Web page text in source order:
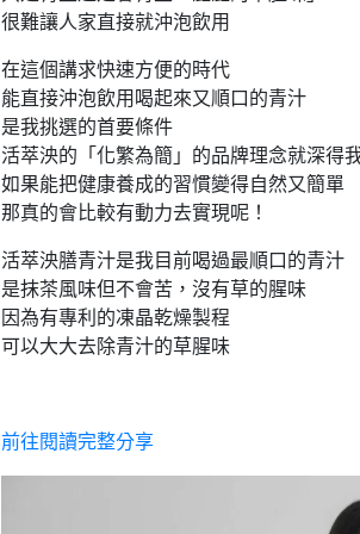
很難讓人家直接就沖泡飲用
在這個講求快速方便的時代
能直接沖泡飲用喝起來又順口的青汁
是我挑選的首要條件
活萃泱的「化繁為簡」的品牌理念就深得
如果能把健康養成的習慣變得自然又簡單
那真的會比較有動力去實現呢！
活萃泱膳青汁是我目前喝過最順口的青汁
是抹茶風味但不會苦，沒有草的腥味
因為有專利的凍晶乾燥製程
可以大大去除青汁的草腥味
前往閱讀完整分享